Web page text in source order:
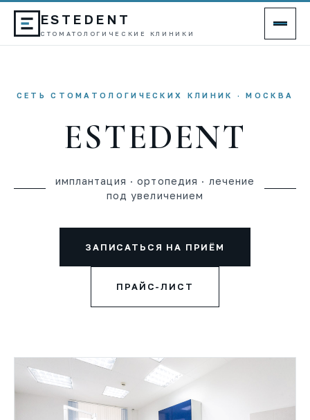
ESTEDENT
СТОМАТОЛОГИЧЕСКИЕ КЛИНИКИ
СЕТЬ СТОМАТОЛОГИЧЕСКИХ КЛИНИК · МОСКВА
ESTEDENT
имплантация · ортопедия · лечение
под увеличением
ЗАПИСАТЬСЯ НА ПРИЁМ
ПРАЙС-ЛИСТ